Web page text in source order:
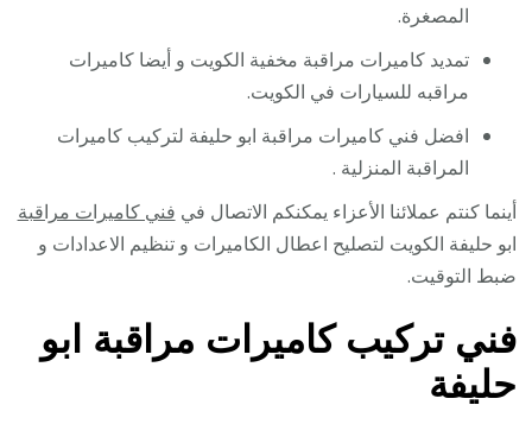
المصغرة.
تمديد كاميرات مراقبة مخفية الكويت و أيضا كاميرات
مراقبه للسيارات في الكويت.
افضل فني كاميرات مراقبة ابو حليفة لتركيب كاميرات
المراقبة المنزلية .
أينما كنتم عملائنا الأعزاء يمكنكم الاتصال في فني كاميرات مراقبة
ابو حليفة الكويت لتصليح اعطال الكاميرات و تنظيم الاعدادات و
ضبط التوقيت.
فني تركيب كاميرات مراقبة ابو
حليفة